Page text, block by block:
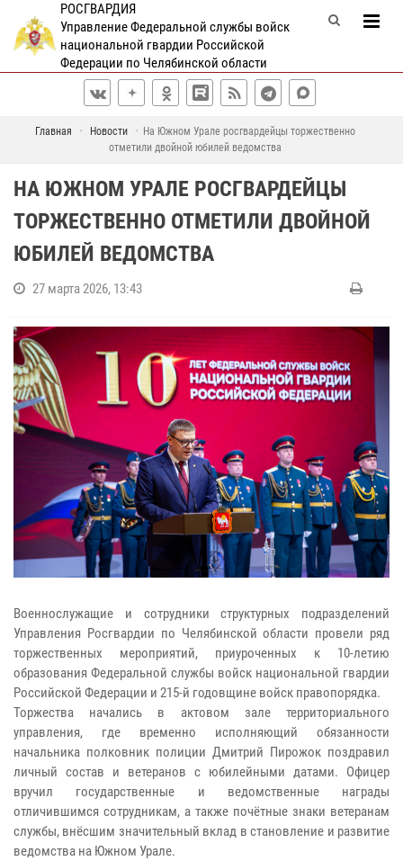
РОСГВАРДИЯ
Управление Федеральной службы войск
национальной гвардии Российской
Федерации по Челябинской области
Главная Новости
На Южном Урале росгвардейцы торжественно
отметили двойной юбилей ведомства
НА ЮЖНОМ УРАЛЕ РОСГВАРДЕЙЦЫ
ТОРЖЕСТВЕННО ОТМЕТИЛИ ДВОЙНОЙ
ЮБИЛЕЙ ВЕДОМСТВА
27 марта 2026, 13:43
Военнослужащие и сотрудники структурных подразделений
Управления Росгвардии по Челябинской области провели ряд
торжественных мероприятий, приуроченных к 10-летию
образования Федеральной службы войск национальной гвардии
Российской Федерации и 215-й годовщине войск правопорядка.
Торжества начались в актовом зале территориального
управления, где временно исполняющий обязанности
начальника полковник полиции Дмитрий Пирожок поздравил
личный состав и ветеранов с юбилейными датами. Офицер
вручил государственные и ведомственные награды
отличившимся сотрудникам, а также почётные знаки ветеранам
службы, внёсшим значительный вклад в становление и развитие
ведомства на Южном Урале.